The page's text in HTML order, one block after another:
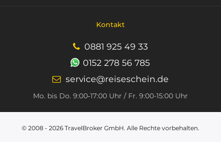
Kontakt
0881 925 49 33
0152 278 56 785
service@reiseschein.de
Mo. bis Do. 9:00‑17:00 Uhr / Fr. 9:00-15:00 Uhr
© 2008 - 2026 TravelBroker GmbH. Alle Rechte vorbehalten.